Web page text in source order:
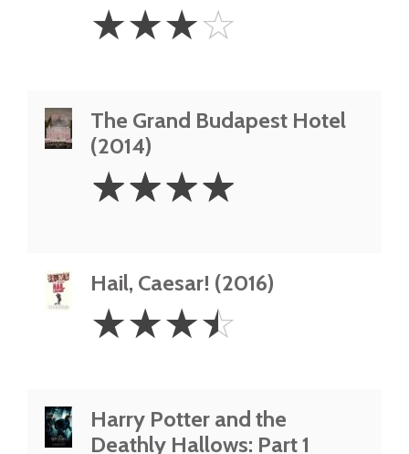
Stars
☆☆☆☆
The Grand Budapest Hotel
(2014)
Stars
☆☆☆☆
Hail, Caesar! (2016)
3.5
Stars
☆☆☆☆
Harry Potter and the
Deathly Hallows: Part 1